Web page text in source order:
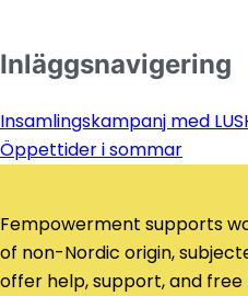
Inläggsnavigering
Insamlingskampanj med
Öppettider i sommar
Fempowerment supports
of non-Nordic origin,
offer help, support, and